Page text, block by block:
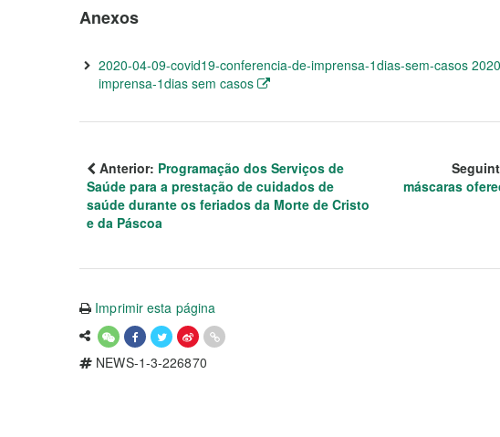
Anexos
2020-04-09-covid19-conferencia-de-imprensa-1dias-sem-casos
imprensa-1dias sem casos
Anterior: Programação dos Serviços de
Saúde para a prestação de cuidados de
saúde durante os feriados da Morte de Cristo
e da Páscoa
máscaras
Imprimir esta página
NEWS-1-3-226870